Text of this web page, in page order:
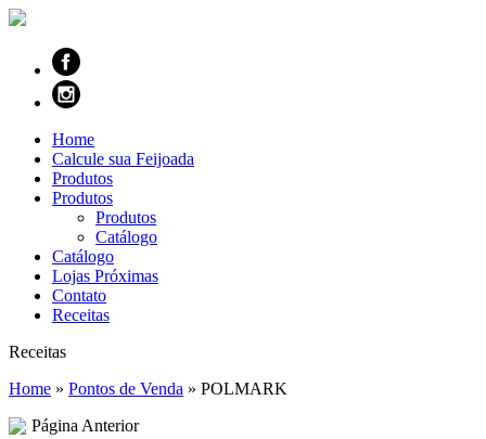
Home
Calcule sua Feijoada
Produtos
Produtos
Produtos
Catálogo
Catálogo
Lojas Próximas
Contato
Receitas
Receitas
Home » Pontos de Venda » POLMARK
Página Anterior